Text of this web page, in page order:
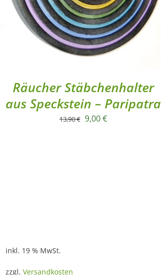
Räucher Stäbchenhalter
aus Speckstein – Paripatra
13,90€ Ursprünglicher
9,00€Aktueller
inkl. 19 % MwSt.
zzgl. Versandkosten